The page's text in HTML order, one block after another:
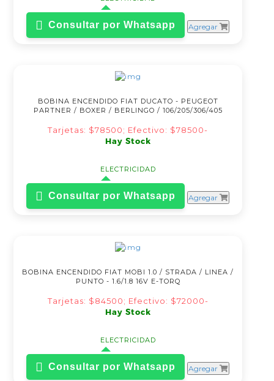
Consultar por Whatsapp Agregar
BOBINA ENCENDIDO FIAT DUCATO - PEUGEOT
PARTNER / BOXER / BERLINGO / 106/205/306/405
Tarjetas: $78500; Efectivo: $78500-
Hay Stock
ELECTRICIDAD
Consultar por Whatsapp Agregar
BOBINA ENCENDIDO FIAT MOBI 1.0 / STRADA / LINEA /
PUNTO - 1.6/1.8 16V E-TORQ
Tarjetas: $84500; Efectivo: $72000-
Hay Stock
ELECTRICIDAD
Consultar por Whatsapp Agregar